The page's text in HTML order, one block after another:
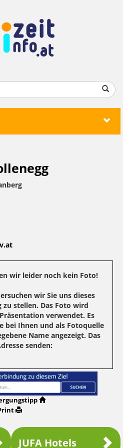
wir leider noch kein Foto!
wir Sie uns dieses
stellen. Das Foto wird
verwendet. Es
bei Ihnen und als Fotoquelle
Name angezeigt. Das
senden:
JUFA Hotels